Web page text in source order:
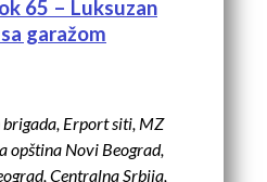
65 – Luksuzan
garažom
Erport siti, MZ
opština Novi Beograd,
Centralna Srbija,